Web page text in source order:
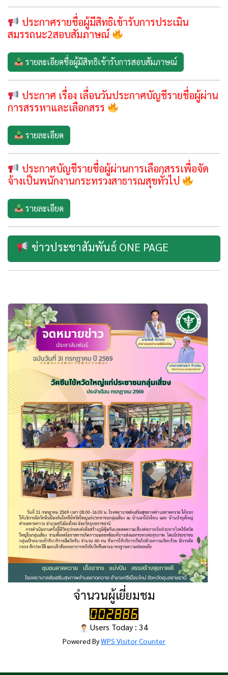
ประกาศรายชื่อผู้มีสิทธิเข้ารับการประเมิน
สมรรถนะ2สอบสัมภาษณ์
รายละเอียดชื่อผู้มีสิทธิเข้ารับการสอบสัมภาษณ์
ประกาศ เรื่อง เลื่อนวันประกาศบัญชีรายชื่อผู้ผ่าน
การสรรหาและเลือกสรร
รายละเอียด
ประกาศบัญชีรายชื่อผู้ผ่านการเลือกสรรเพื่อจัด
จ้างเป็นพนักงานกระทรวงสาธารณสุขทั่วไป
รายละเอียด
ข่าวประชาสัมพันธ์ ONE PAGE
จำนวนผู้เยี่ยมชม
Users Today : 34
Powered ByWPS Visitor Counter